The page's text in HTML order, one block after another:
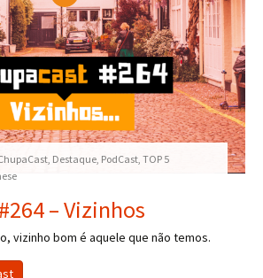
, Destaque, PodCast,TOP 5
– Vizinhos
vizinho bom é aquele que não temos.